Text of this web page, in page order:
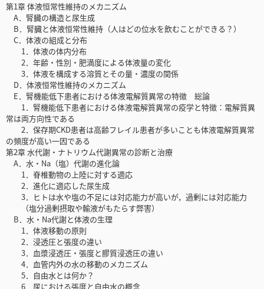
第1章 体液恒常性維持のメカニズム
A．腎臓の構造と尿生成
B．腎臓と体液恒常性維持（人はどの位水を飲むことができる？）
C．体液の組成と分布
1．体液の体内分布
2．年齢・性別・肥満度による体液量の変化
3．体液を構成する溶質とその量・濃度の関係
D．体液恒常性維持のメカニズム
E．腎機能低下患者における体液電解質異常の特徴 総論
1．腎機能低下患者における体液電解質異常の疫学と特徴：電解質異
常は両方向性である
2．保存期CKD患者は高齢フレイル患者が多いことも体液電解質異常
の頻度が高い一因である
第2章 水代謝・ナトリウム代謝異常の診断と治療
A．水・Na（塩）代謝の進化論
1．脊椎動物の上陸に対する適応
2．進化に適応した尿生成
3．ヒトは水や塩の不足には対応能力が高いが，過剰には対応能力
（塩分過剰摂取や輸液がもたらす弊害）
B．水・Na代謝と体液の生理
1．体液移動の原則
2．浸透圧と張度の違い
3．血漿浸透圧・張度と膠質浸透圧の違い
4．血管内外の水の移動のメカニズム
5．自由水とは何か？
6．尿における張度と自由水の概念